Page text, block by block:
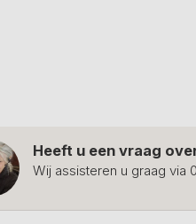
Heeft u een vraag
Wij assisteren u graag via